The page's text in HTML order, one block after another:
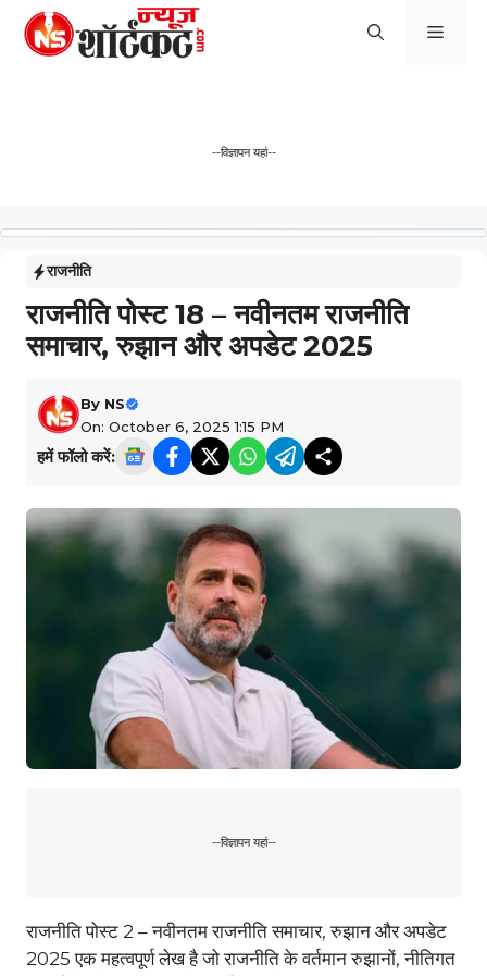
Skip
--विज्ञापन यहां--
राजनीति
राजनीति पोस्ट 18 – नवीनतम राजनीति
समाचार, रुझान और अपडेट 2025
By NS
On: October 6, 2025 1:15 PM
हमें फॉलो करें:
--विज्ञापन यहां--
राजनीति पोस्ट 2 – नवीनतम राजनीति समाचार, रुझान और अपडेट
2025 एक महत्वपूर्ण लेख है जो राजनीति के वर्तमान रुझानों, नीतिगत